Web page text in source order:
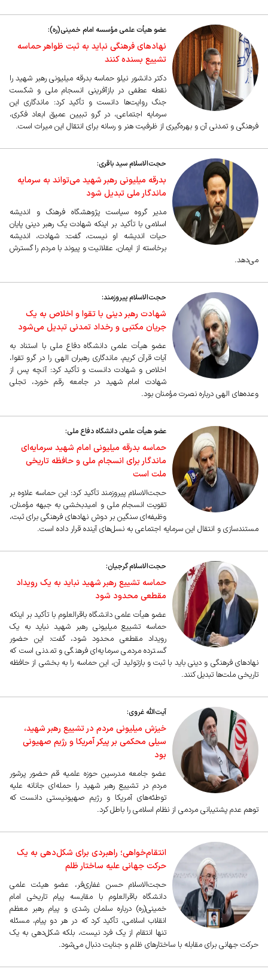
عضو هیأت علمی مؤسسه امام خمینی(ره):
نهادهای فرهنگی نباید به ثبت ظواهر حماسه
تشییع بسنده کنند
دکتر دانشور نیلو حماسه بدرقه میلیونی رهبر شهید را
نقطه عطفی در بازآفرینی انسجام ملی و شکست
جنگ روایت‌ها دانست و تأکید کرد: ماندگاری این
سرمایه اجتماعی، در گرو تبیین عمیق ابعاد فکری،
فرهنگی و تمدنی آن و بهره‌گیری از ظرفیت هنر و رسانه برای انتقال این میراث است.
حجت‌الاسلام سید باقری:
بدرقه میلیونی رهبر شهید می‌تواند به سرمایه
ماندگار ملی تبدیل شود
مدیر گروه سیاست پژوهشگاه فرهنگ و اندیشه
اسلامی با تأکید بر اینکه شهادت یک رهبر دینی پایان
حیات اندیشه او نیست، گفت: شهادت، اندیشه
برخاسته از ایمان، عقلانیت و پیوند با مردم را گسترش
می‌دهد.
حجت‌الاسلام پیروزمند:
شهادت رهبر دینی با تقوا و اخلاص به یک
جریان مکتبی و رخداد تمدنی تبدیل می‌شود
عضو هیأت علمی دانشگاه دفاع ملی با استناد به
آیات قرآن کریم، ماندگاری رهبران الهی را در گرو تقوا،
اخلاص و شهادت دانست و تأکید کرد: آنچه پس از
شهادت امام شهید در جامعه رقم خورد، تجلی
وعده‌های الهی درباره نصرت مؤمنان بود.
عضو هیأت علمی دانشگاه دفاع ملی:
حماسه بدرقه میلیونی امام شهید سرمایه‌ای
ماندگار برای انسجام ملی و حافظه تاریخی
ملت است
حجت‌الاسلام پیروزمند تأکید کرد: این حماسه علاوه بر
تقویت انسجام ملی و امیدبخشی به جبهه مؤمنان،
وظیفه‌ای سنگین بر دوش نهادهای فرهنگی برای ثبت،
مستندسازی و انتقال این سرمایه اجتماعی به نسل‌های آینده قرار داده است.
حجت‌الاسلام گرجیان:
حماسه تشییع رهبر شهید نباید به یک رویداد
مقطعی محدود شود
عضو هیأت علمی دانشگاه باقرالعلوم با تأکید بر اینکه
حماسه تشییع میلیونی رهبر شهید نباید به یک
رویداد مقطعی محدود شود، گفت: این حضور
گسترده مردمی سرمایه‌ای فرهنگی و تمدنی است که
نهادهای فرهنگی و دینی باید با ثبت و بازتولید آن، این حماسه را به بخشی از حافظه
تاریخی ملت‌ها تبدیل کنند.
آیت‌الله غروی:
خیزش میلیونی مردم در تشییع رهبر شهید،
سیلی محکمی بر پیکر آمریکا و رژیم صهیونی
بود
عضو جامعه مدرسین حوزه علمیه قم حضور پرشور
مردم در تشییع رهبر شهید را حمله‌ای جانانه علیه
توطئه‌های آمریکا و رژیم صهیونیستی دانست که
توهم عدم پشتیبانی مردمی از نظام اسلامی را باطل کرد.
انتقام‌خواهی؛ راهبردی برای شکل‌دهی به یک
حرکت جهانی علیه ساختار ظلم
حجت‌الاسلام حسن غفاری‌فر، عضو هیئت علمی
دانشگاه باقرالعلوم با مقایسه پیام تاریخی امام
خمینی(ره) درباره سلمان رشدی و پیام رهبر معظم
انقلاب اسلامی، تأکید کرد که در هر دو پیام، مسئله
تنها انتقام از یک فرد نیست، بلکه شکل‌دهی به یک
حرکت جهانی برای مقابله با ساختارهای ظلم و جنایت دنبال می‌شود.